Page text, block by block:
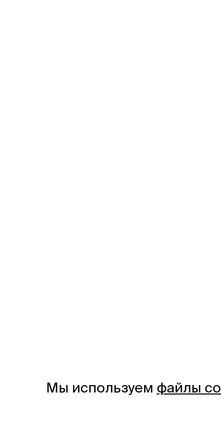
Мы используем файлы